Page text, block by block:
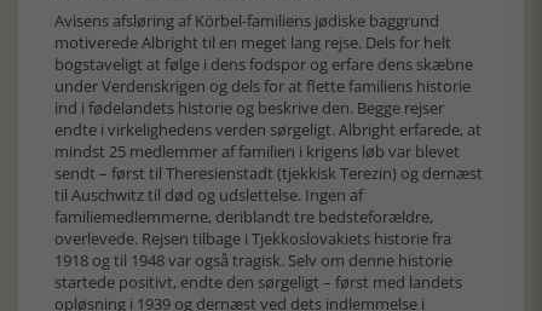
Avisens afsløring af Körbel-familiens jødiske baggrund
motiverede Albright til en meget lang rejse. Dels for helt
bogstaveligt at følge i dens fodspor og erfare dens skæbne
under Verdenskrigen og dels for at flette familiens historie
ind i fødelandets historie og beskrive den. Begge rejser
endte i virkelighedens verden sørgeligt. Albright erfarede, at
mindst 25 medlemmer af familien i krigens løb var blevet
sendt – først til Theresienstadt (tjekkisk Terezin) og dernæst
til Auschwitz til død og udslettelse. Ingen af
familiemedlemmerne, deriblandt tre bedsteforældre,
overlevede. Rejsen tilbage i Tjekkoslovakiets historie fra
1918 og til 1948 var også tragisk. Selv om denne historie
startede positivt, endte den sørgeligt – først med landets
opløsning i 1939 og dernæst ved dets indlemmelse i